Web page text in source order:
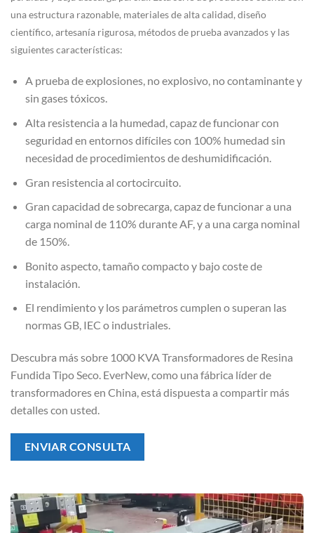
una estructura razonable, materiales de alta calidad, diseño
científico, artesanía rigurosa, métodos de prueba avanzados y las
siguientes características:
A prueba de explosiones, no explosivo, no contaminante y
sin gases tóxicos.
Alta resistencia a la humedad, capaz de funcionar con
seguridad en entornos difíciles con 100% humedad sin
necesidad de procedimientos de deshumidificación.
Gran resistencia al cortocircuito.
Gran capacidad de sobrecarga, capaz de funcionar a una
carga nominal de 110% durante AF, y a una carga nominal
de 150%.
Bonito aspecto, tamaño compacto y bajo coste de
instalación.
El rendimiento y los parámetros cumplen o superan las
normas GB, IEC o industriales.
Descubra más sobre 1000 KVA Transformadores de Resina
Fundida Tipo Seco. EverNew, como una fábrica líder de
transformadores en China, está dispuesta a compartir más
detalles con usted.
ENVIAR CONSULTA